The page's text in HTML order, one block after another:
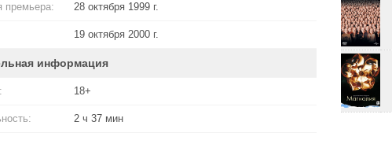
премьера: 28 октября 1999 г.
19 октября 2000 г.
информация
18+
2 ч 37 мин